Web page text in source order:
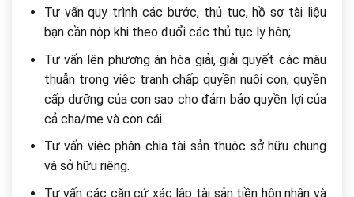
Tư vấn quy trình các bước, thủ tục, hồ sơ tài liệu
bạn cần nộp khi theo đuổi các thủ tục ly hôn;
Tư vấn lên phương án hòa giải, giải quyết các mâu
thuẫn trong việc tranh chấp quyền nuôi con, quyền
cấp dưỡng của con sao cho đảm bảo quyền lợi của
cả cha/mẹ và con cái.
Tư vấn việc phân chia tài sản thuộc sở hữu chung
và sở hữu riêng.
Tư vấn các căn cứ xác lập tài sản tiền hôn nhân và